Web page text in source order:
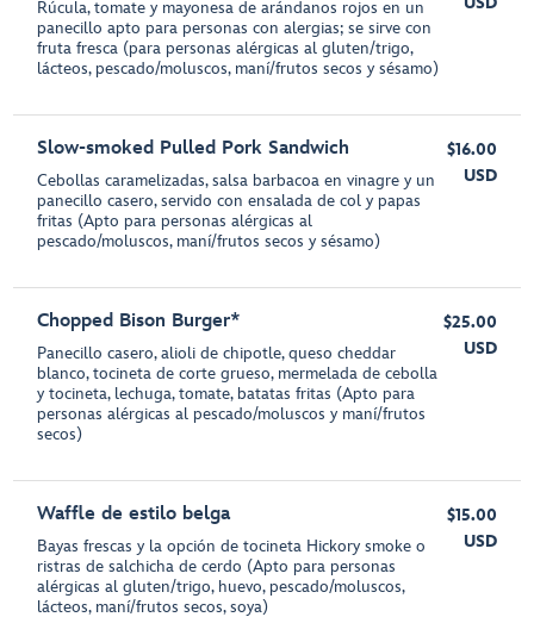
Rúcula, tomate y mayonesa de arándanos rojos en un
panecillo apto para personas con alergias; se sirve con
fruta fresca (para personas alérgicas al gluten/trigo,
lácteos, pescado/moluscos, maní/frutos secos y sésamo)
Slow-smoked Pulled Pork Sandwich
Cebollas caramelizadas, salsa barbacoa en vinagre y un
panecillo casero, servido con ensalada de col y papas
fritas (Apto para personas alérgicas al
pescado/moluscos, maní/frutos secos y sésamo)
$16.00
USD
Chopped Bison Burger*
Panecillo casero, alioli de chipotle, queso cheddar
blanco, tocineta de corte grueso, mermelada de cebolla
y tocineta, lechuga, tomate, batatas fritas (Apto para
personas alérgicas al pescado/moluscos y maní/frutos
secos)
$25.00
USD
Waffle de estilo belga
Bayas frescas y la opción de tocineta Hickory smoke o
ristras de salchicha de cerdo (Apto para personas
alérgicas al gluten/trigo, huevo, pescado/moluscos,
lácteos, maní/frutos secos, soya)
$15.00
USD